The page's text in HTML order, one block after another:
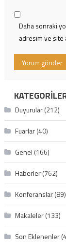
Daha sonraki
adresim ve site
Duyurular(212)
Fuarlar(40)
Genel (166)
Haberler(762)
Konferanslar(89)
Makaleler(133)
Son Eklenenler